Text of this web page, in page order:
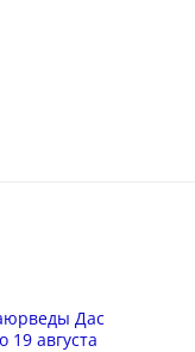
Дас
августа